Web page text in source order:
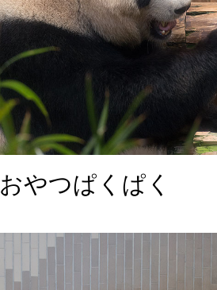
おやつぱくぱく